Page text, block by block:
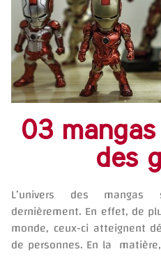
03
des
L’univers des mangas
dernièrement. En effet, de
monde, ceux-ci atteignent
de personnes. En la